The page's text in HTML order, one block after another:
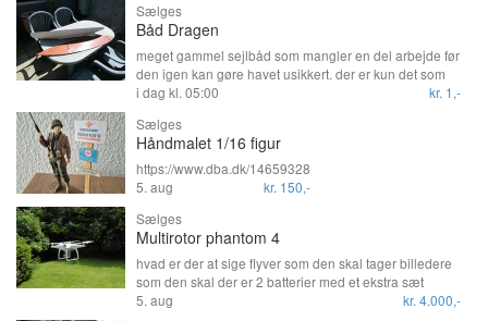
Sælges
Båd Dragen
meget gammel sejlbåd som mangler en del arbejde før
den igen kan gøre havet usikkert. der er kun det som
der på billederne, men jeg kan muligvis fremskaffe de
har denne aldrig sejlet med rc, men det kan bygges i
med lidt fingre snilde. skroget er lavet i træ om det er
helt tæt ved jeg ikke, den mangler mast sejl og kølsvin
skal den sendes bliver det på købersregning
kr. 1,-
i dag kl. 05:00
Sælges
Håndmalet 1/16 figur
https://www.dba.dk/14659328
kr. 150,-
5. aug
Sælges
Multirotor phantom 4
hvad er der at sige flyver som den skal tager billedere
som den skal der er 2 batterier med et ekstra sæt
propeller med lader og selvfølge controller
kr. 4.000,-
5. aug